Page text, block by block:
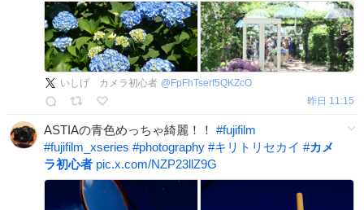
いしげ カメラ初心者 @ FpFhTserf5QKZcO
昨日 11:15
ASTIAの青色めっちゃ綺麗！！ #fujifilm
#fujifilm_xseries #photography #キリトリセカイ #カメ
ラ初心者 pic.x.com/NZP23llZ9G